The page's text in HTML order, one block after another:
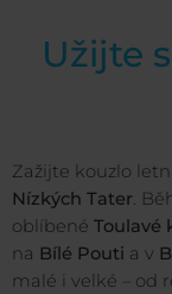
Užijte
Zažijte kouzlo
Nízkých Tater.
oblíbené Toulavé
na Bílé Pouti a v
malé i velké – od